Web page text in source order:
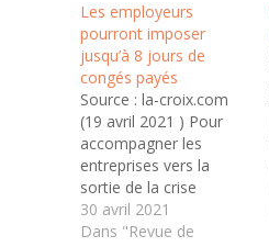
Les employeurs
pourront imposer
jusqu’à 8 jours de
congés payés
Source : la-croix.com
(19 avril 2021 ) Pour
accompagner les
entreprises vers la
sortie de la crise
sanitaire, une
dérogation au Code du
30 avril 2021
Dans "Revue de